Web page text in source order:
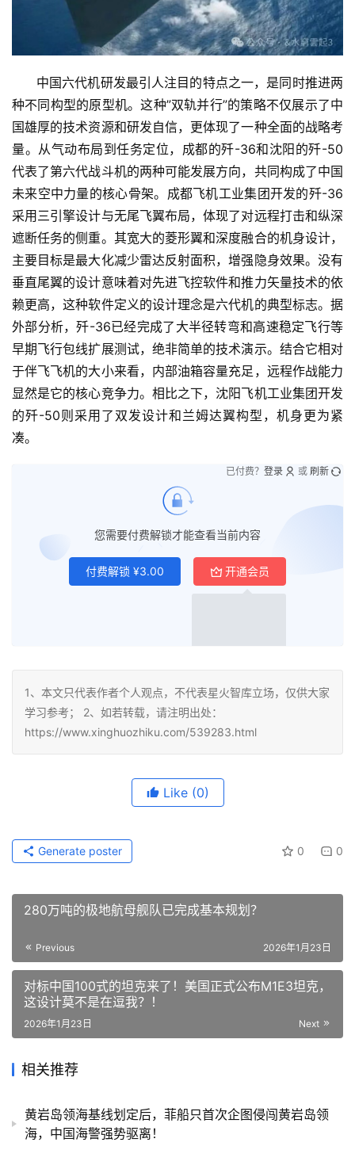
中国六代机研发最引人注目的特点之一，是同时推进两
种不同构型的原型机。这种”双轨并行”的策略不仅展示了中
国雄厚的技术资源和研发自信，更体现了一种全面的战略考
量。从气动布局到任务定位，成都的歼-36和沈阳的歼-50
代表了第六代战斗机的两种可能发展方向，共同构成了中国
未来空中力量的核心骨架。成都飞机工业集团开发的歼-36
采用三引擎设计与无尾飞翼布局，体现了对远程打击和纵深
遮断任务的侧重。其宽大的菱形翼和深度融合的机身设计，
主要目标是最大化减少雷达反射面积，增强隐身效果。没有
垂直尾翼的设计意味着对先进飞控软件和推力矢量技术的依
赖更高，这种软件定义的设计理念是六代机的典型标志。据
外部分析，歼-36已经完成了大半径转弯和高速稳定飞行等
早期飞行包线扩展测试，绝非简单的技术演示。结合它相对
于伴飞飞机的大小来看，内部油箱容量充足，远程作战能力
显然是它的核心竞争力。相比之下，沈阳飞机工业集团开发
的歼-50则采用了双发设计和兰姆达翼构型，机身更为紧
凑。
您需要付费解锁才能查看当前内容
付费解锁 ¥3.00 开通会员
已付费？ 登录 或 刷新
1、本文只代表作者个人观点，不代表星火智库立场，仅供大家
学习参考； 2、如若转载，请注明出处：
https://www.xinghuozhiku.com/539283.html
Like (0)
0 0
Generate poster
280万吨的极地航母舰队已完成基本规划？
Previous 2026年1月23日
对标中国100式的坦克来了！美国正式公布M1E3坦克，
这设计莫不是在逗我？！
Next
2026年1月23日
相关推荐
黄岩岛领海基线划定后，菲船只首次企图侵闯黄岩岛领
海，中国海警强势驱离！